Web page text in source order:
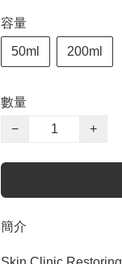
容量
50ml 200ml
數量
−
+
簡介